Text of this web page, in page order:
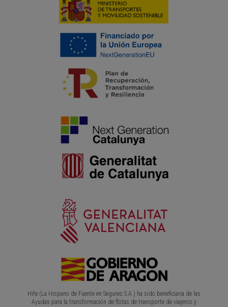
Hife (La Hispano de Fuente en Segures S.A.) ha sido beneficiaria de las
Ayudas para la transformación de flotas de transporte de viajeros y